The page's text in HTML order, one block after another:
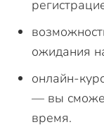
ожидания
онлайн-
— вы
время.